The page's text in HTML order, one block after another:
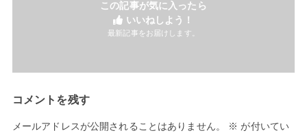
この記事が気に入ったら
いいねしよう！
最新記事をお届けします。
コメントを残す
メールアドレスが公開されることはありません。 ※ が付いてい